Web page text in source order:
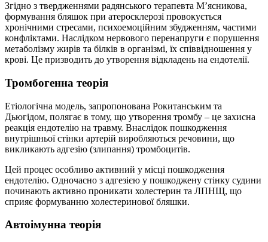
Згідно з твердженнями радянського терапевта М’ясникова,
формування бляшок при атеросклерозі провокується
хронічними стресами, психоемоційним збудженням, частими
конфліктами. Наслідком нервового перенапруги є порушення
метаболізму жирів та білків в організмі, їх співвідношення у
крові. Це призводить до утворення відкладень на ендотелії.
Тромбогенна теорія
Етіологічна модель, запропонована Рокитанським та
Дьюгідом, полягає в тому, що утворення тромбу – це захисна
реакція ендотелію на травму. Внаслідок пошкодження
внутрішньої стінки артерій виробляються речовини, що
викликають адгезію (злипання) тромбоцитів.
Цей процес особливо активний у місці пошкодження
ендотелію. Одночасно з адгезією у пошкоджену стінку судини
починають активно проникати холестерин та ЛПНЩ, що
сприяє формуванню холестеринової бляшки.
Автоімунна теорія